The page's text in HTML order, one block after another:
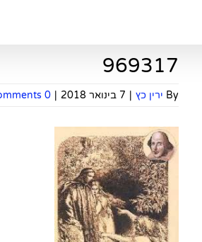
969317
By ירין כץ | 7 בינואר 2018 |
0 Comments